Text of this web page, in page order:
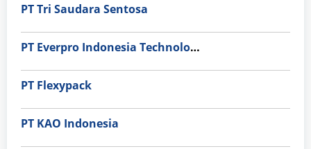
PT Tri Saudara Sentosa
PT Everpro Indonesia Technologies
PT Flexypack
PT KAO Indonesia